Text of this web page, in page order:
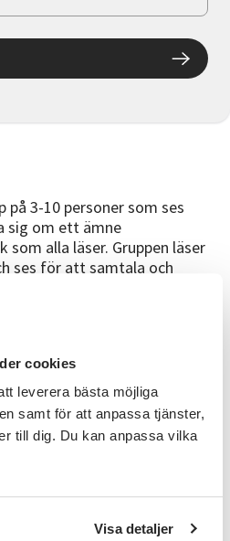
cookies
leverera bästa möjliga
samt för att anpassa tjänster,
till dig. Du kan anpassa vilka
Visa detaljer
på 3-10 personer som ses
sig om ett ämne
som alla läser. Gruppen läser
ses för att samtala och
och börja forma
med lokaler för att
uppstartsträffen
har bokcirkel genom SV.
personer med samma
grupper kring den bok ni vill
vi Andra